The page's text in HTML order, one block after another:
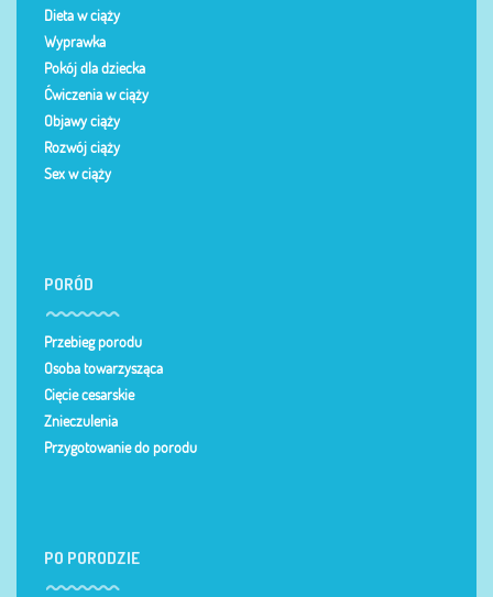
Dieta w ciąży
Wyprawka
Pokój dla dziecka
Ćwiczenia w ciąży
Objawy ciąży
Rozwój ciąży
Sex w ciąży
PORÓD
Przebieg porodu
Osoba towarzysząca
Cięcie cesarskie
Znieczulenia
Przygotowanie do porodu
PO PORODZIE